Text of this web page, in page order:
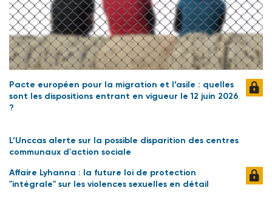
Pacte européen pour la migration et l’asile : quelles
sont les dispositions entrant en vigueur le 12 juin 2026
?
L’Unccas alerte sur la possible disparition des centres
communaux d'action sociale
Affaire Lyhanna : la future loi de protection
"intégrale" sur les violences sexuelles en détail